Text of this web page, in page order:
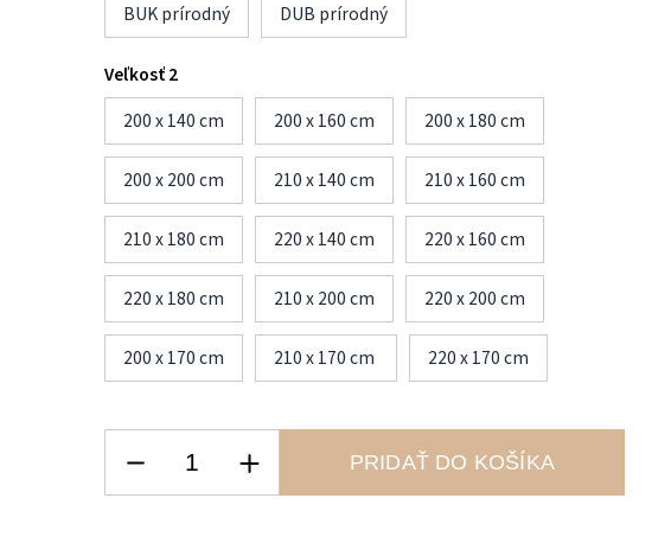
BUK prírodný DUB prírodný
Veľkosť 2
200 x 140 cm
200 x 160 cm 200 x 180 cm
200 x 200 cm 210 x 140 cm 210 x 160 cm
210 x 180 cm 220 x 140 cm 220 x 160 cm
220 x 180 cm 210 x 200 cm 220 x 200 cm
200 x 170 cm 210 x 170 cm 220 x 170 cm
PRIDAŤ DO KOŠÍKA